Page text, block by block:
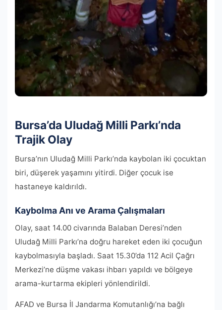
Bursa’da Uludağ Milli Parkı’nda
Trajik Olay
Bursa’nın Uludağ Milli Parkı’nda kaybolan iki çocuktan
biri, düşerek yaşamını yitirdi. Diğer çocuk ise
hastaneye kaldırıldı.
Kaybolma Anı ve Arama Çalışmaları
Olay, saat 14.00 civarında Balaban Deresi’nden
Uludağ Milli Parkı’na doğru hareket eden iki çocuğun
kaybolmasıyla başladı. Saat 15.30’da 112 Acil Çağrı
Merkezi’ne düşme vakası ihbarı yapıldı ve bölgeye
arama-kurtarma ekipleri yönlendirildi.
AFAD ve Bursa İl Jandarma Komutanlığı’na bağlı